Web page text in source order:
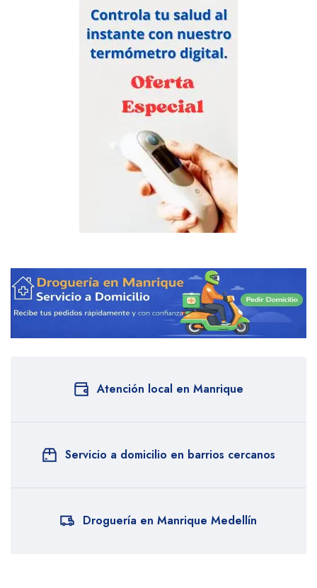
Atención local en Manrique
Servicio a domicilio en barrios cercanos
Droguería en Manrique Medellín